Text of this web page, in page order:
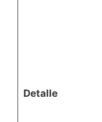
Detalle